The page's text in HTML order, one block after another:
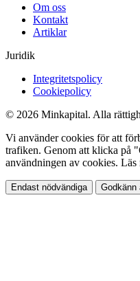
Om oss
Kontakt
Artiklar
Juridik
Integritetspolicy
Cookiepolicy
© 2026 Minkapital. Alla
Vi använder cookies för att
trafiken. Genom att klicka på
användningen av cookies.
Endast nödvändiga Godkänn